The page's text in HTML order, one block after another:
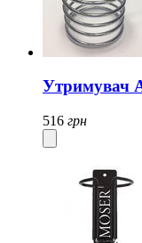
Утримувач
516 грн